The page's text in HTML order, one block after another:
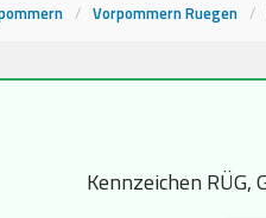
/ Vorpommern Ruegen /
Kennzeichen